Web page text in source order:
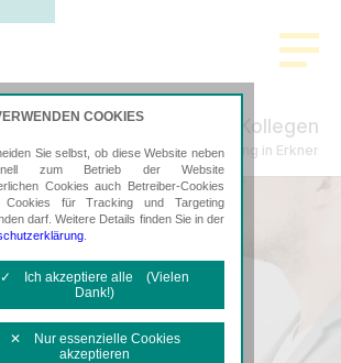
Schenke, Plachta & Kollegen
Steuerberatung in Erkner
COOKIES
Sie selbst, ob diese Website neben
zum Betrieb der Website
Cookies auch Betreiber-Cookies
Cookies für Tracking und Targeting
darf. Weitere Details finden Sie in der
✓ Ich akzeptiere alle (Vielen
Dank!)
✕ Nur essenzielle Cookies
akzeptieren